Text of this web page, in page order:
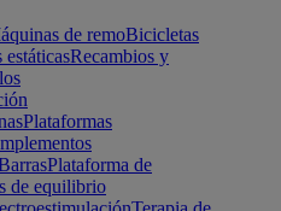
de remoBicicletas
Recambios y
Plataformas
Plataforma de
de equilibrio